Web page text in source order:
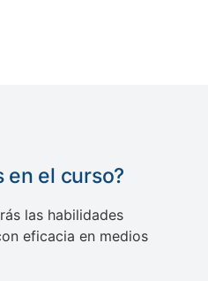
en el curso?
las habilidades
eficacia en medios